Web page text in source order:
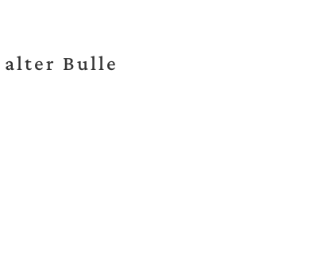
alter Bulle